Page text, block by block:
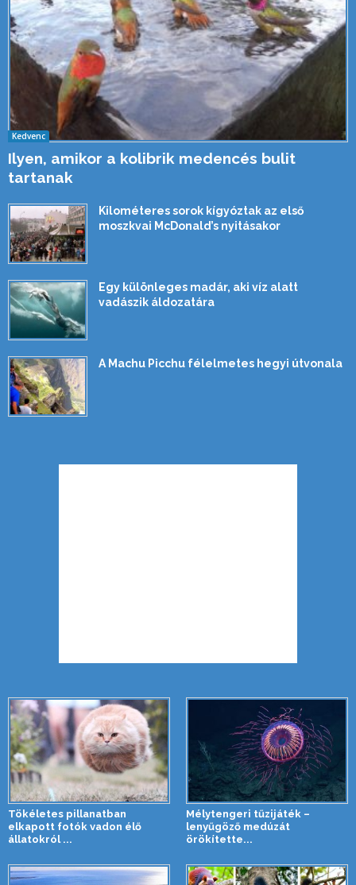
Kedvenc
Ilyen, amikor a kolibrik medencés bulit
tartanak
Kilométeres sorok kígyóztak az első
moszkvai McDonald’s nyitásakor
Egy különleges madár, aki víz alatt
vadászik áldozatára
A Machu Picchu félelmetes hegyi útvonala
Tökéletes pillanatban
elkapott fotók vadon élő
állatokról ...
Mélytengeri tűzijáték –
lenyűgöző medúzát
örökítette...